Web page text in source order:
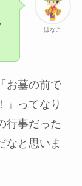
はなこ
お墓の前で
」ってなり
行事だった
なと思いま